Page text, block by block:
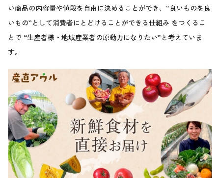
い商品の内容量や値段を自由に決めることができ、“良いものを良
いもの”として消費者にとどけることができる仕組み をつくるこ
とで “生産者様・地域産業者の原動力になりたい”と考えていま
す。